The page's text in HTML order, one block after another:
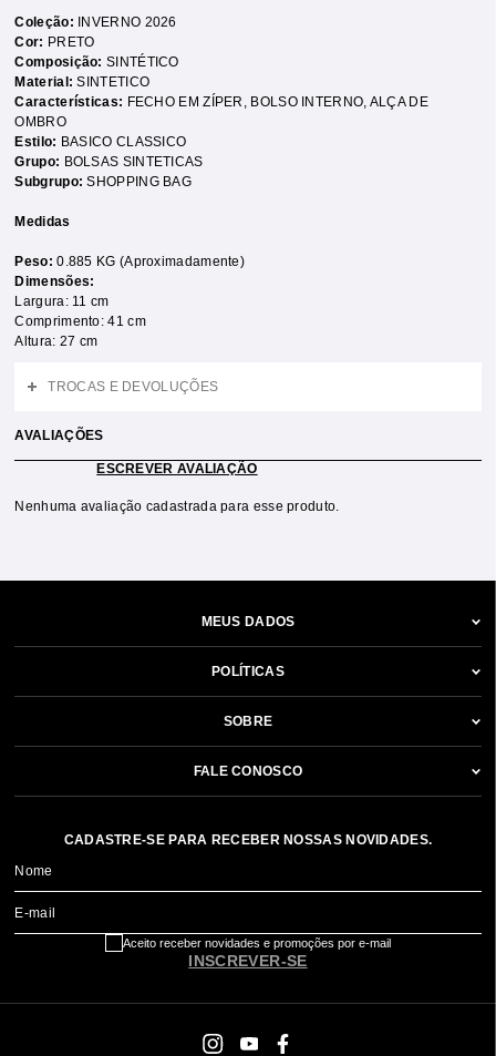
Coleção:
INVERNO 2026
Cor: PRETO
Composição:SINTÉTICO
Material:SINTETICO
Características: FECHO EM ZÍPER , BOLSO INTERNO, ALÇA DE
OMBRO
Estilo: BASICO CLASSICO
Grupo: BOLSAS SINTETICAS
Subgrupo:SHOPPING BAG
Medidas
Peso:0.885 KG (Aproximadamente)
Dimensões:
Largura: 11 cm
Comprimento: 41 cm
Altura: 27 cm
TROCAS E DEVOLUÇÕES
AVALIAÇÕES
ESCREVER AVALIAÇÃO
Nenhuma avaliação cadastrada para esse produto.
MEUS DADOS
POLÍTICAS
SOBRE
FALE CONOSCO
CADASTRE-SE PARA RECEBER NOSSAS NOVIDADES.
Nome
E-mail
INSCREVER-SE
Aceito receber novidades e promoções por e-mail